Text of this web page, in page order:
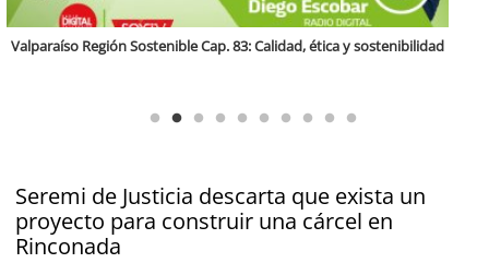
Seremi de Justicia descarta que exista un
proyecto para construir una cárcel en
Rinconada